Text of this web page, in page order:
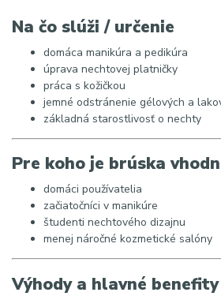
Na čo slúži / určenie
domáca manikúra a pedikúra
úprava nechtovej platničky
práca s kožičkou
jemné odstránenie gélových a
základná starostlivosť o nechty
Pre koho je brúska
domáci používatelia
začiatočníci v manikúre
študenti nechtového dizajnu
menej náročné kozmetické salóny
Výhody a hlavné benefity